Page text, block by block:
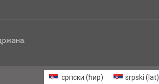
српски (ћир) srpski (lat)